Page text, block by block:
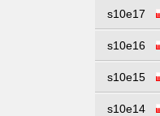
s10e17
s10e16
s10e15
s10e14